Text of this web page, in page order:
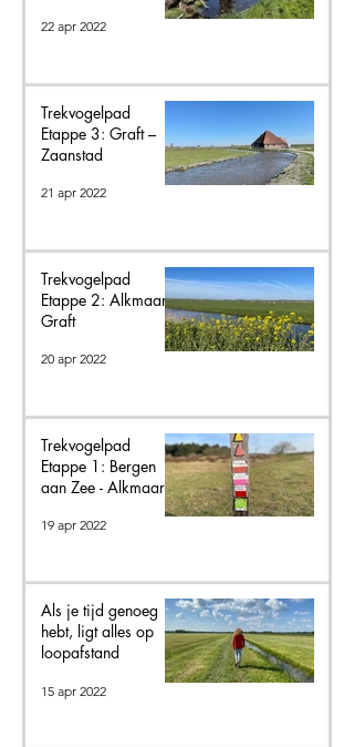
22 apr 2022
Trekvogelpad
Etappe 3: Graft –
Zaanstad
21 apr 2022
Trekvogelpad
Etappe 2: Alkmaar –
Graft
20 apr 2022
Trekvogelpad
Etappe 1: Bergen
aan Zee - Alkmaar
19 apr 2022
Als je tijd genoeg
hebt, ligt alles op
loopafstand
15 apr 2022